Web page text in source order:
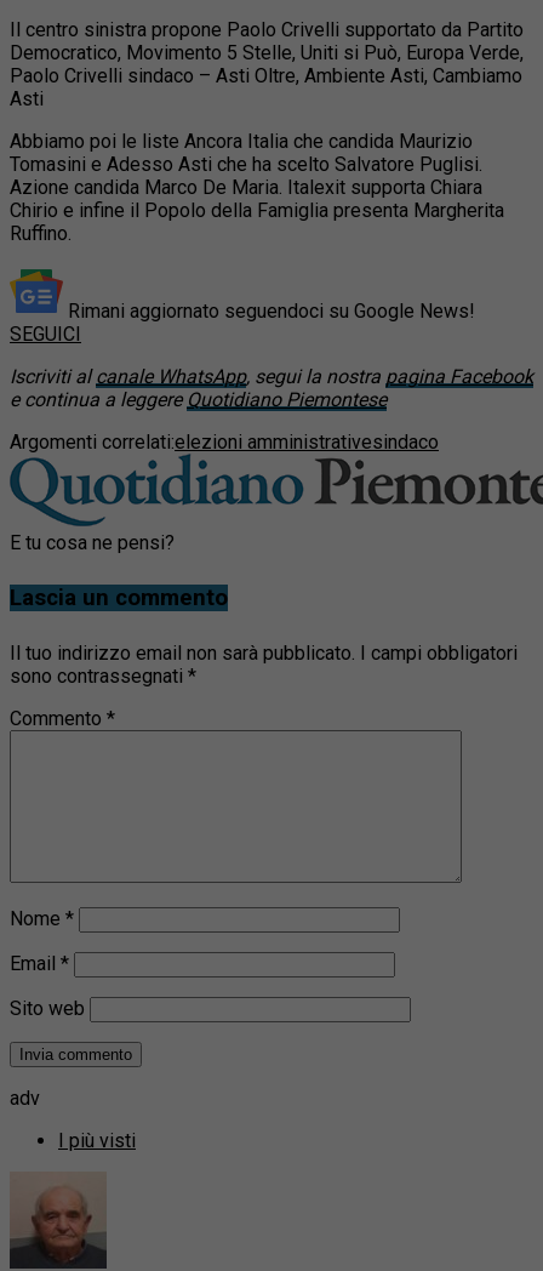
Il centro sinistra propone Paolo Crivelli supportato da Partito
Democratico, Movimento 5 Stelle, Uniti si Può, Europa Verde,
Paolo Crivelli sindaco – Asti Oltre, Ambiente Asti, Cambiamo
Asti
Abbiamo poi le liste Ancora Italia che candida Maurizio
Tomasini e Adesso Asti che ha scelto Salvatore Puglisi.
Azione candida Marco De Maria. Italexit supporta Chiara
Chirio e infine il Popolo della Famiglia presenta Margherita
Ruffino.
Rimani aggiornato seguendoci su Google News!
SEGUICI
Iscriviti alcanale WhatsApp, segui la nostra pagina Facebook
e continua a leggere Quotidiano Piemontese
Argomenti correlati:elezioni amministrativesindaco
E tu cosa ne pensi?
Lascia un commento
Il tuo indirizzo email non sarà pubblicato. I campi obbligatori
sono contrassegnati *
Commento *
Nome *
Email *
Sito web
adv
I più visti